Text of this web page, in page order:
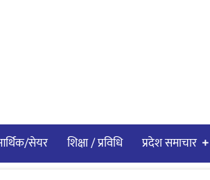
सेयर शिक्षा / प्रविधि प्रदेश समाचार